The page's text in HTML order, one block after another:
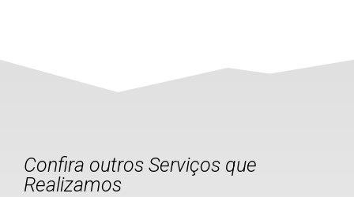
Confira outros Serviços que
Realizamos